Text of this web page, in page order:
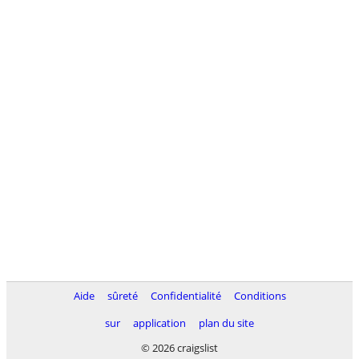
Aide sûreté Confidentialité
Conditions
sur
application
plan du site
© 2026 craigslist